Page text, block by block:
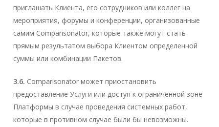
приглашать Клиента, его сотрудников или коллег на
мероприятия, форумы и конференции, организованные
самим Comparisonator, которые также могут стать
прямым результатом выбора Клиентом определенной
суммы или комбинации Пакетов.
3.6. Comparisonator может приостановить
предоставление Услуги или доступ к ограниченной зоне
Платформы в случае проведения системных работ,
которые в противном случае были бы невозможны.